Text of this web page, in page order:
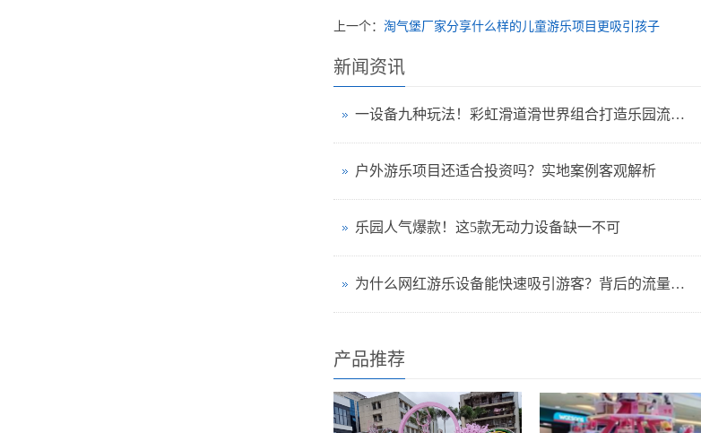
上一个： 淘气堡厂家分享什么样的儿童游乐项目更吸引孩子
新闻资讯
一设备九种玩法！彩虹滑道滑世界组合打造乐园流量爆款
户外游乐项目还适合投资吗？实地案例客观解析
乐园人气爆款！这5款无动力设备缺一不可
为什么网红游乐设备能快速吸引游客？背后的流量密码揭秘
产品推荐